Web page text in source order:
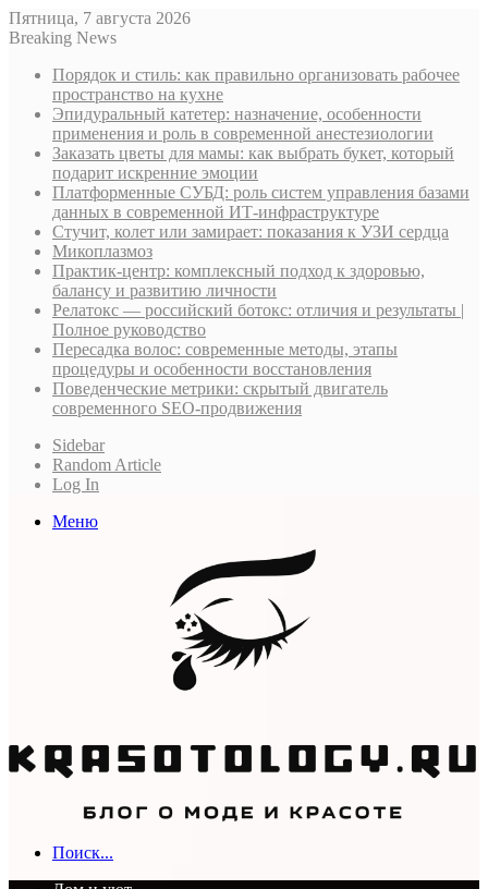
Пятница, 7 августа 2026
Breaking News
Порядок и стиль: как правильно организовать рабочее
пространство на кухне
Эпидуральный катетер: назначение, особенности
применения и роль в современной анестезиологии
Заказать цветы для мамы: как выбрать букет, который
подарит искренние эмоции
Платформенные СУБД: роль систем управления базами
данных в современной ИТ-инфраструктуре
Стучит, колет или замирает: показания к УЗИ сердца
Микоплазмоз
Практик-центр: комплексный подход к здоровью,
балансу и развитию личности
Релатокс — российский ботокс: отличия и результаты |
Полное руководство
Пересадка волос: современные методы, этапы
процедуры и особенности восстановления
Поведенческие метрики: скрытый двигатель
современного SEO-продвижения
Sidebar
Random Article
Log In
Меню
Поиск...